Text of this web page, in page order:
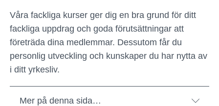
Våra fackliga kurser ger dig en bra grund för ditt
fackliga uppdrag och goda förutsättningar att
företräda dina medlemmar. Dessutom får du
personlig utveckling och kunskaper du har nytta av
i ditt yrkesliv.
Mer på denna sida…